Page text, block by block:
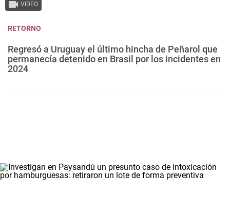
VIDEO
RETORNO
Regresó a Uruguay el último hincha de Peñarol que
permanecía detenido en Brasil por los incidentes en
2024